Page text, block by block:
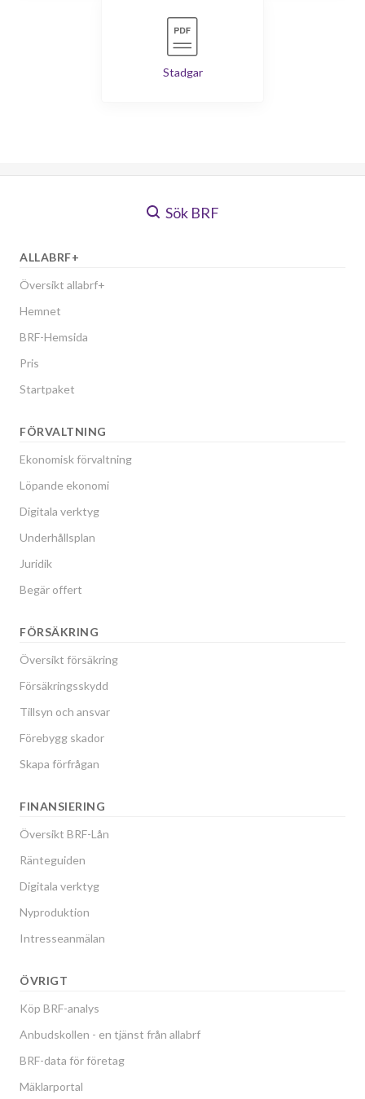
Stadgar
Sök BRF
ALLABRF+
Översikt allabrf+
Hemnet
BRF-Hemsida
Pris
Startpaket
FÖRVALTNING
Ekonomisk förvaltning
Löpande ekonomi
Digitala verktyg
Underhållsplan
Juridik
Begär offert
FÖRSÄKRING
Översikt försäkring
Försäkringsskydd
Tillsyn och ansvar
Förebygg skador
Skapa förfrågan
FINANSIERING
Översikt BRF-Lån
Ränteguiden
Digitala verktyg
Nyproduktion
Intresseanmälan
ÖVRIGT
Köp BRF-analys
Anbudskollen - en tjänst från allabrf
BRF-data för företag
Mäklarportal